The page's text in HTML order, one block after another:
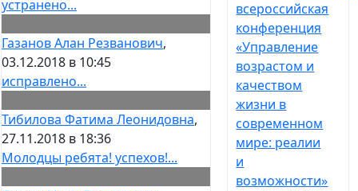
устранено...
Газанов Алан Резванович,
03.12.2018 в 10:45
исправлено...
Тибилова Фатима Леонидовна,
27.11.2018 в 18:36
Молодцы ребята! успехов!...
всероссийская
конференция
«Управление
возрастом и
качеством
жизни в
современном
мире: реалии
и
возможности»